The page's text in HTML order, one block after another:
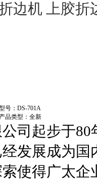
边机
上胶折
号：DS-701A
产品类型：全新
司起步于
发展成为
使得广太